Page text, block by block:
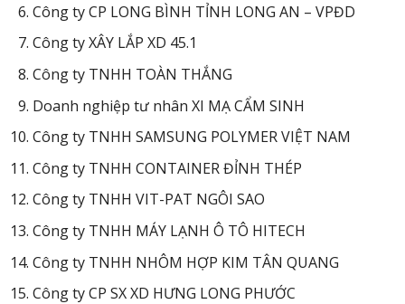
Công ty CP LONG BÌNH TỈNH LONG AN – VPĐD
Công ty XÂY LẮP XD 45.1
Công ty TNHH TOÀN THẮNG
Doanh nghiệp tư nhân XI MẠ CẨM SINH
Công ty TNHH SAMSUNG POLYMER VIỆT NAM
Công ty TNHH CONTAINER ĐỈNH THÉP
Công ty TNHH VIT-PAT NGÔI SAO
Công ty TNHH MÁY LẠNH Ô TÔ HITECH
Công ty TNHH NHÔM HỢP KIM TÂN QUANG
Công ty CP SX XD HƯNG LONG PHƯỚC